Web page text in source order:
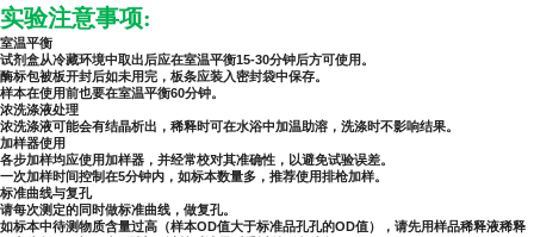
实验注意事项:
室温平衡
试剂盒从冷藏环境中取出后应在室温平衡15-30分钟后方可使用。
酶标包被板开封后如未用完，板条应装入密封袋中保存。
样本在使用前也要在室温平衡60分钟。
浓洗涤液处理
浓洗涤液可能会有结晶析出，稀释时可在水浴中加温助溶，洗涤时不影响结果。
加样器使用
各步加样均应使用加样器，并经常校对其准确性，以避免试验误差。
一次加样时间控制在5分钟内，如标本数量多，推荐使用排枪加样。
标准曲线与复孔
请每次测定的同时做标准曲线，做复孔。
如标本中待测物质含量过高（样本OD值大于标准品孔孔的OD值），请先用样品稀释液稀释